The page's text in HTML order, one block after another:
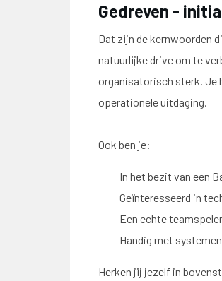
Gedreven -
Dat zijn de kernwoorden
natuurlijke drive om te
organisatorisch sterk. Je
operationele uitdaging.
Ook ben je:
In het bezit van een
Geïnteresseerd in
Een echte
Handig met
Herken jij jezelf in